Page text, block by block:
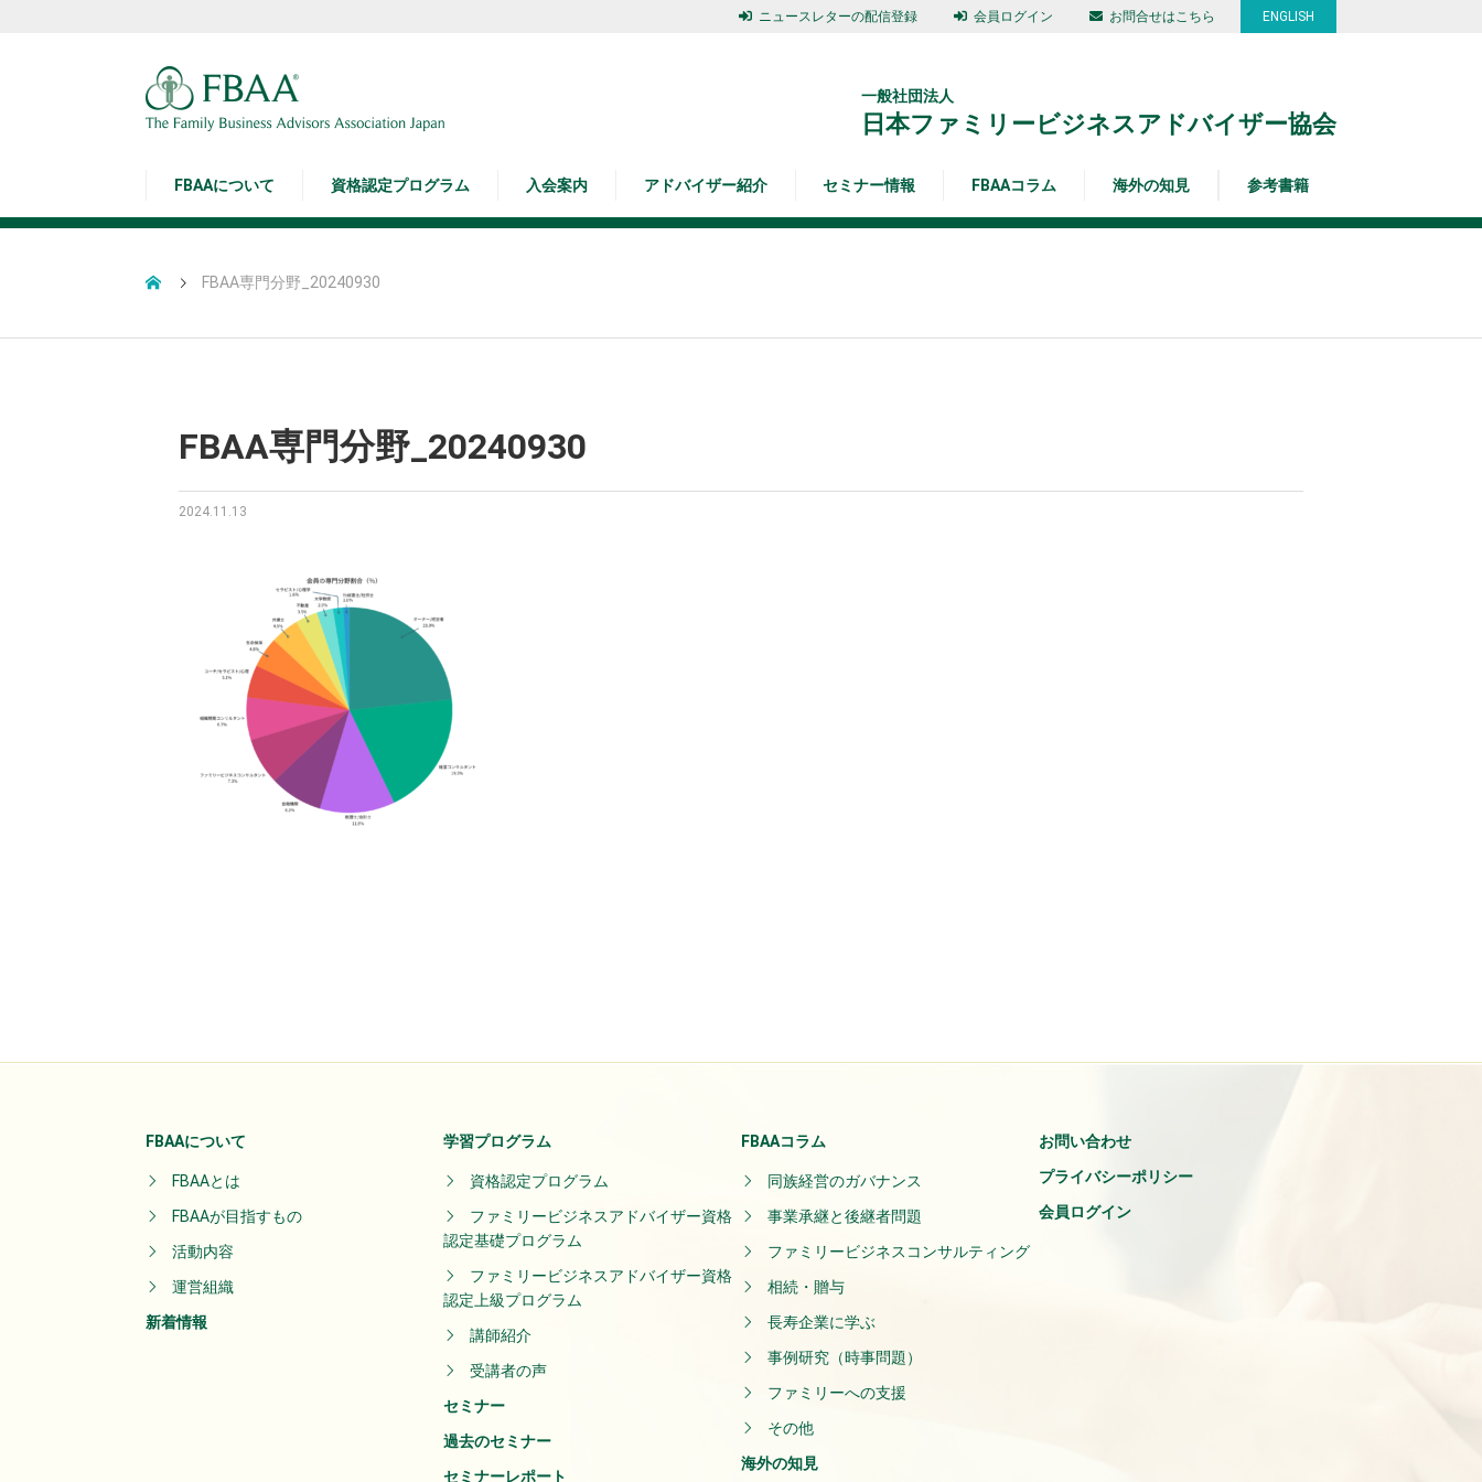
ニュースレターの配信登録 会員ログイン お問合せはこちら ENGLISH
一般社団法人
日本ファミリービジネスアドバイザー協会
FBAAについて 資格認定プログラム 入会案内 アドバイザー紹介 セミナー情報 FBAAコラム 海外の知見 参考書籍
FBAA専門分野_20240930
FBAA専門分野_20240930
2024.11.13
FBAAについて
FBAAとは
FBAAが目指すもの
活動内容
運営組織
新着情報
学習プログラム
資格認定プログラム
ファミリービジネスアドバイザー資格
認定基礎プログラム
ファミリービジネスアドバイザー資格
認定上級プログラム
講師紹介
受講者の声
セミナー
過去のセミナー
セミナーレポート
FBAAコラム
同族経営のガバナンス
事業承継と後継者問題
ファミリービジネスコンサルティング
相続・贈与
長寿企業に学ぶ
事例研究（時事問題）
ファミリーへの支援
その他
海外の知見
お問い合わせ
プライバシーポリシー
会員ログイン